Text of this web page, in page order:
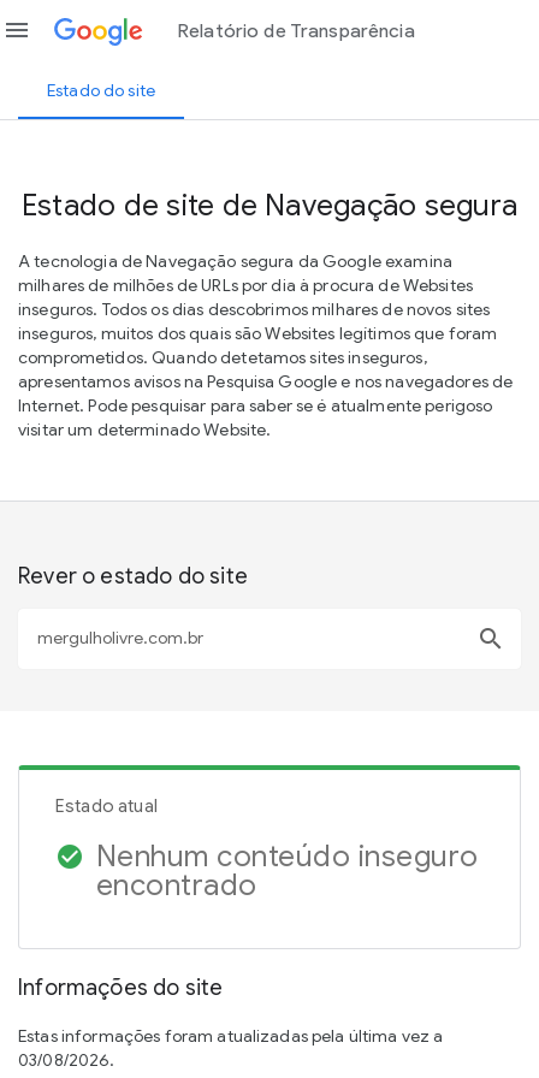
menu Relatório de Transparência
Estado do site
Estado de site de Navegação segura
A tecnologia de Navegação segura da Google examina
milhares de milhões de URLs por dia à procura de Websites
inseguros. Todos os dias descobrimos milhares de novos sites
inseguros, muitos dos quais são Websites legítimos que foram
comprometidos. Quando detetamos sites inseguros,
apresentamos avisos na Pesquisa Google e nos navegadores de
Internet. Pode pesquisar para saber se é atualmente perigoso
visitar um determinado Website.
Rever o estado do site
search
Estado atual
check_circle Nenhum conteúdo inseguro
encontrado
Informações do site
Estas informações foram atualizadas pela última vez a
03/08/2026.